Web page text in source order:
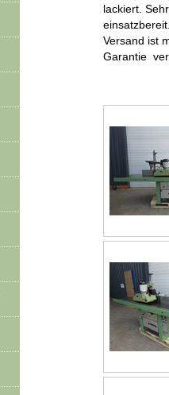
lackiert.
Versand ist
Garantie